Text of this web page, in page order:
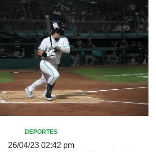
DEPORTES
26/04/23 02:42 pm